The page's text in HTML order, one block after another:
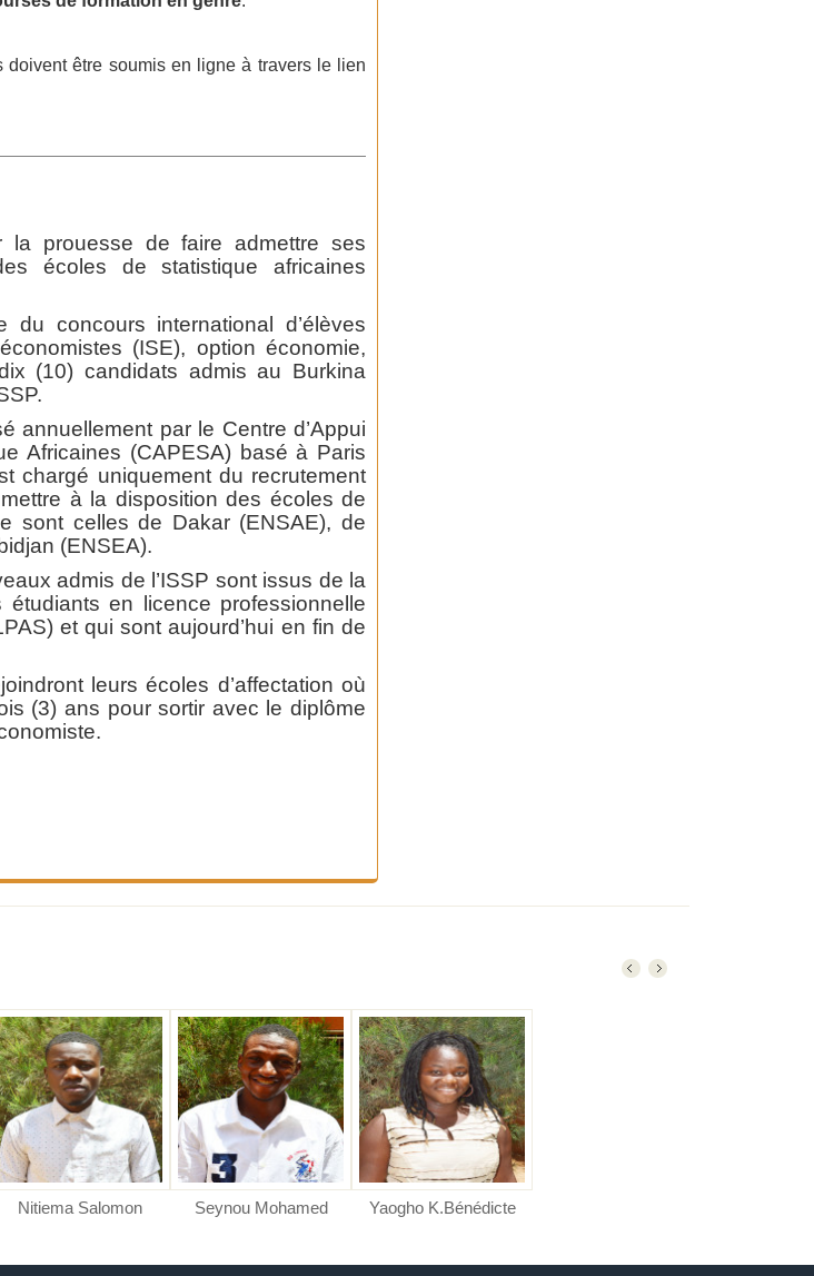
doivent être soumis en ligne à travers le lien
la prouesse de faire admettre ses
écoles de statistique africaines
concours international d’élèves
(ISE), option économie,
(10) candidats admis au Burkina
annuellement par le Centre d’Appui
Africaines (CAPESA) basé à Paris
chargé uniquement du recrutement
à la disposition des écoles de
sont celles de Dakar (ENSAE), de
(ENSEA).
admis de l’ISSP sont issus de la
étudiants en licence professionnelle
et qui sont aujourd’hui en fin de
leurs écoles d’affectation où
(3) ans pour sortir avec le diplôme
Nitiema Salomon Seynou Mohamed Yaogho K.Bénédicte